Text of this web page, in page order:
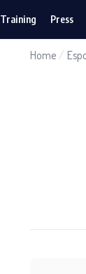
Training Press
Home /